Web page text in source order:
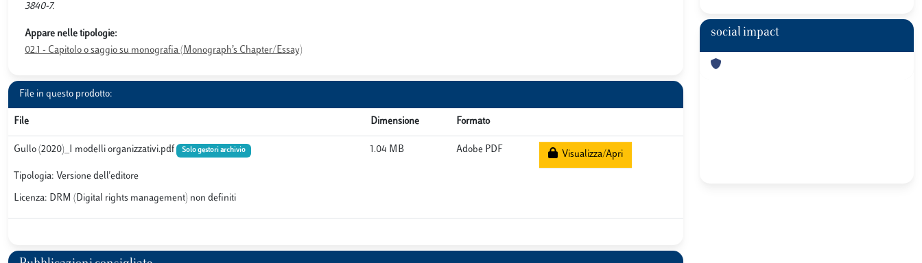
3840-7.
Appare nelle tipologie:
02.1 - Capitolo o saggio su monografia (Monograph’s Chapter/Essay)
File in questo prodotto:
File Dimensione Formato
Gullo (2020)_I modelli organizzativi.pdf Solo gestori archivio
Tipologia: Versione dell'editore
Licenza: DRM (Digital rights management) non definiti
1.04 MB Adobe PDF Visualizza/Apri
social impact